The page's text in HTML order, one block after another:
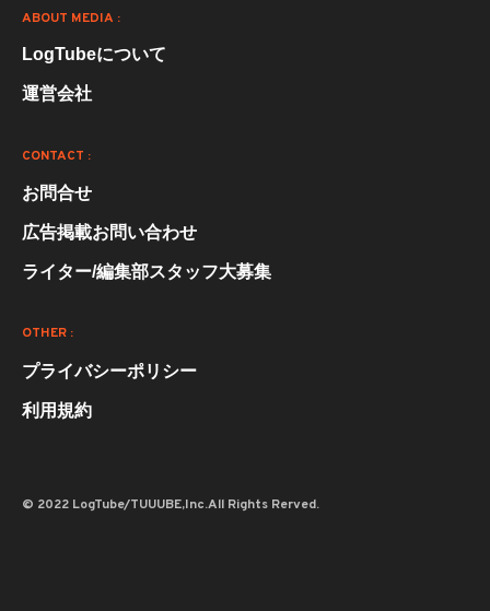
ABOUT MEDIA :
LogTubeについて
運営会社
CONTACT :
お問合せ
広告掲載お問い合わせ
ライター/編集部スタッフ大募集
OTHER :
プライバシーポリシー
利用規約
© 2022 LogTube/TUUUBE,Inc.All Rights Rerved.